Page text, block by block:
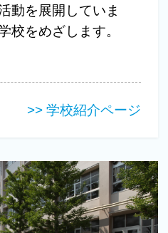
動を展開していま
校をめざします。
>> 学校紹介ページ